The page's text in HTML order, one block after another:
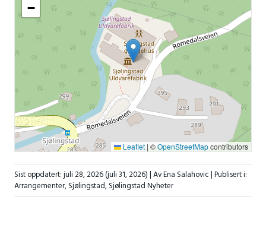
−
Leaflet | ©OpenStreetMapcontributors
Sist oppdatert:juli 28, 2026(juli 31, 2026)| Av Ena Salahovic |Publisert i:
Arrangementer,Sjølingstad,Sjølingstad Nyheter